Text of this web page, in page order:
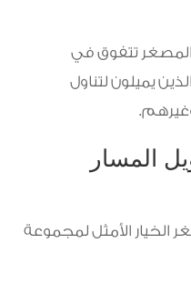
تتفوق في
يميلون لتناول
المسار
الخيار الأمثل لمجموعة